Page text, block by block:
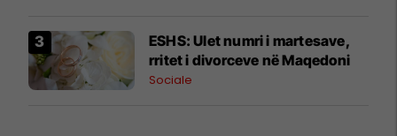
ESHS: Ulet numri i martesave,
rritet i divorceve në Maqedoni
Sociale